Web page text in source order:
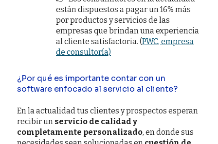
están dispuestos a pagar un 16% más
por productos y servicios de las
empresas que brindan una experiencia
al cliente satisfactoria. (PWC, empresa
de consultoría)
¿Por qué es importante contar con un
software enfocado al servicio al cliente?
En la actualidad tus clientes y prospectos esperan
recibir un servicio de calidad y
completamente personalizado, en donde sus